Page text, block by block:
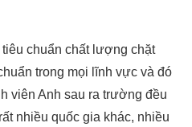
chuẩn chất lượng chặt
trong mọi lĩnh vực và đó
viên Anh sau ra trường đều
nhiều quốc gia khác, nhiều